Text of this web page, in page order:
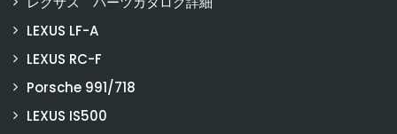
LEXUS LF-A
LEXUS RC-F
Porsche 991/718
LEXUS IS500